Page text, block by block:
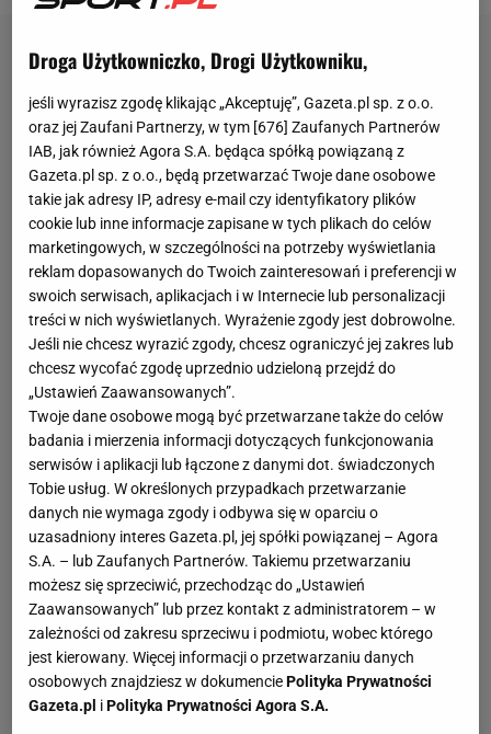
Droga Użytkowniczko, Drogi Użytkowniku,
jeśli wyrazisz zgodę klikając „Akceptuję”, Gazeta.pl sp. z o.o.
oraz jej Zaufani Partnerzy, w tym [676] Zaufanych Partnerów
IAB, jak również Agora S.A. będąca spółką powiązaną z
Gazeta.pl sp. z o.o., będą przetwarzać Twoje dane osobowe
takie jak adresy IP, adresy e-mail czy identyfikatory plików
cookie lub inne informacje zapisane w tych plikach do celów
marketingowych, w szczególności na potrzeby wyświetlania
reklam dopasowanych do Twoich zainteresowań i preferencji w
swoich serwisach, aplikacjach i w Internecie lub personalizacji
treści w nich wyświetlanych. Wyrażenie zgody jest dobrowolne.
Jeśli nie chcesz wyrazić zgody, chcesz ograniczyć jej zakres lub
chcesz wycofać zgodę uprzednio udzieloną przejdź do
„Ustawień Zaawansowanych”.
Twoje dane osobowe mogą być przetwarzane także do celów
badania i mierzenia informacji dotyczących funkcjonowania
serwisów i aplikacji lub łączone z danymi dot. świadczonych
Tobie usług. W określonych przypadkach przetwarzanie
danych nie wymaga zgody i odbywa się w oparciu o
uzasadniony interes Gazeta.pl, jej spółki powiązanej – Agora
S.A. – lub Zaufanych Partnerów. Takiemu przetwarzaniu
możesz się sprzeciwić, przechodząc do „Ustawień
Zaawansowanych” lub przez kontakt z administratorem – w
zależności od zakresu sprzeciwu i podmiotu, wobec którego
jest kierowany. Więcej informacji o przetwarzaniu danych
osobowych znajdziesz w dokumenciePolityka Prywatności
Gazeta.pl iPolityka Prywatności Agora S.A.